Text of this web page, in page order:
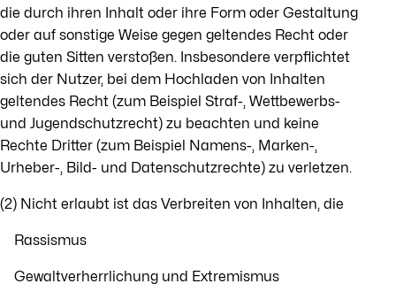
die durch ihren Inhalt oder ihre Form oder Gestaltung
oder auf sonstige Weise gegen geltendes Recht oder
die guten Sitten verstoßen. Insbesondere verpflichtet
sich der Nutzer, bei dem Hochladen von Inhalten
geltendes Recht (zum Beispiel Straf-, Wettbewerbs-
und Jugendschutzrecht) zu beachten und keine
Rechte Dritter (zum Beispiel Namens-, Marken-,
Urheber-, Bild- und Datenschutzrechte) zu verletzen.
(2) Nicht erlaubt ist das Verbreiten von Inhalten, die
Rassismus
Gewaltverherrlichung und Extremismus